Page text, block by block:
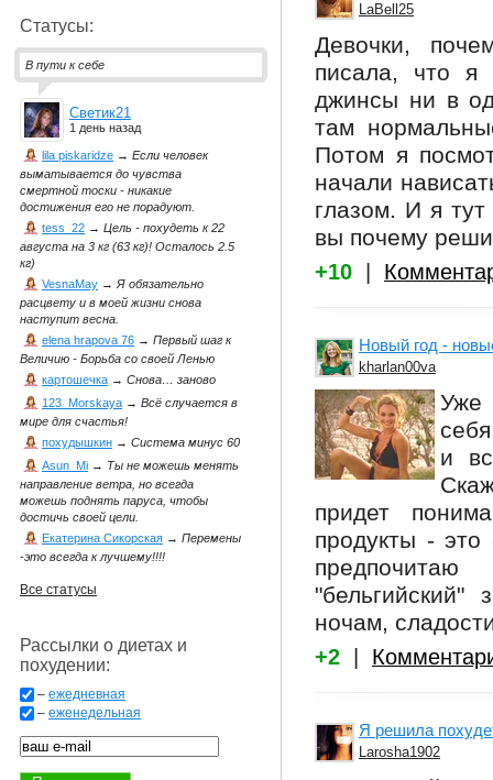
LaBell25
Девочки,
писала, что я
джинсы ни в
там
Потом я
начали
глазом. И я
вы почему
+10
Новый год -
kharlan00va
Уже
и
придет
продукты -
ночам,
+2
Я решила
Larosha1902
Статусы:
В пути к себе
Светик21
1 день назад
lila piskaridze → Если человек
выматывается до чувства
смертной тоски - никакие
достижения его не порадуют.
tess_22 → Цель - похудеть к 22
августа на 3 кг (63 кг)! Осталось 2.5
кг)
VesnaMay →Я обязательно
расцвету и в моей жизни снова
наступит весна.
elena hrapova 76 → Первый шаг к
Величию - Борьба со своей Ленью
картошечка → Снова… заново
123_Morskaya → Всё случается в
мире для счастья!
похудышкин → Система минус 60
Asun_Mi → Ты не можешь менять
направление ветра, но всегда
можешь поднять паруса, чтобы
достичь своей цели.
Екатерина Сикорская → Перемены
-это всегда к лучшему!!!!
Все статусы
Рассылки о диетах и
похудении:
– ежедневная
– еженедельная